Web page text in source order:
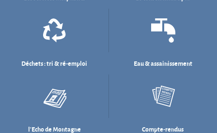
l'Echo de Montagne Compte-rendus
Délibérations Budget